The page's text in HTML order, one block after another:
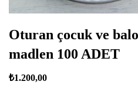
Oturan çocuk ve
madlen 100 ADET
₺1.200,00